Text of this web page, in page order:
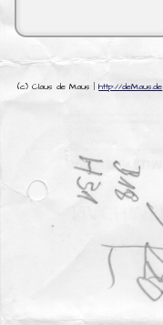
(c) Claus de Maus |http://deMaus.de